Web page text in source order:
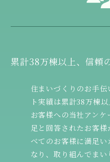
累計38万棟以上、信頼
住まいづくりのお手
ト実績は累計38万棟
お客様への当社アン
足と回答されたお客
べてのお客様に満足
なり、取り組んでまい